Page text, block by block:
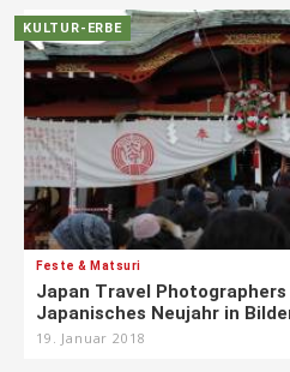
KULTUR-ERBE
Feste & Matsuri
Japan Travel
Japanisches Neujahr in
19. Januar 2018